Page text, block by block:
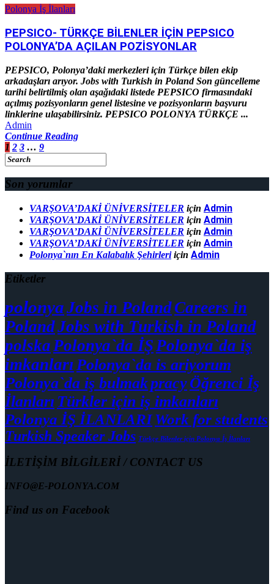
Polonya İş İlanları
PEPSICO- TÜRKÇE BİLENLER İÇİN PEPSICO
POLONYA’DA AÇILAN POZİSYONLAR
PEPSICO, Polonya’daki merkezleri için Türkçe bilen ekip
arkadaşları arıyor. Jobs with Turkish in Poland Son güncelleme
tarihi belirtilmiş olan aşağıdaki listede PEPSICO firmasındaki
açılmış pozisyonların genel listesine ve pozisyonların başvuru
linklerine ulaşabilirsiniz. PEPSICO POLONYA TÜRKÇE ...
Admin
Continue Reading
1 2 3 … 9
Son yorumlar
VARŞOVA’DAKİ ÜNİVERSİTELER için Admin
VARŞOVA’DAKİ ÜNİVERSİTELER için Admin
VARŞOVA’DAKİ ÜNİVERSİTELER için Admin
VARŞOVA’DAKİ ÜNİVERSİTELER için Admin
Polonya`nın En Kalabalık Şehirleriiçin Admin
Etiketler
polonyaJobs in PolandCareers in
PolandJobs with Turkish in Poland
polska Polonya`da İŞ Polonya`da iş
imkanları Polonya`da is ariyorum
Polonya`da iş bulmakpracyÖğrenci İş
İlanları Türkler için iş imkanları
Polonya İŞ İLANLARIWork for students
Turkish Speaker Jobs Türkçe Bilenler için Polonya İş İlanları
İLETİŞİM BİLGİLERİ / CONTACT US
INFO@E-POLONYA.COM
Find us on Facebook